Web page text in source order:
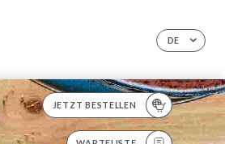
DE
JETZT BESTELLEN